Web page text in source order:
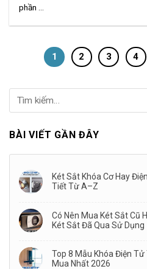
BÀI VIẾT GẦN ĐÂY
Két Sắt Khóa Cơ Hay
Tiết Từ A–Z
Có Nên Mua Két Sắt Cũ
Két Sắt Đã Qua Sử Dụng
Top 8 Mẫu Khóa Điện
Mua Nhất 2026
phần ...
1 2 3 4